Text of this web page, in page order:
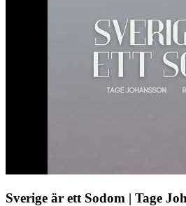
Sverige är ett Sodom | Tage